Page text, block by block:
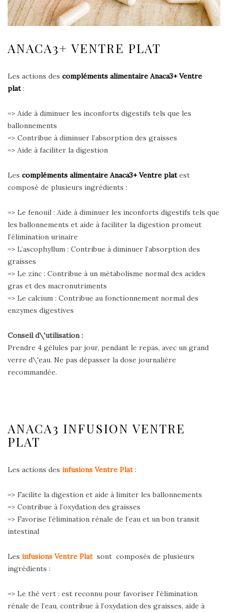
ANACA3+ VENTRE PLAT
Les actions des compléments alimentaire Anaca3+ Ventre
plat :
=> Aide à diminuer les inconforts digestifs tels que les
ballonnements
=> Contribue à diminuer l’absorption des graisses
=> Aide à faciliter la digestion
Les compléments alimentaire Anaca3+ Ventre plat est
composé de plusieurs ingrédients :
=> Le fenouil : Aide à diminuer les inconforts digestifs tels que
les ballonnements et aide à faciliter la digestion promeut
l’élimination urinaire
=> L’ascophyllum : Contribue à diminuer l’absorption des
graisses
=> Le zinc : Contribue à un métabolisme normal des acides
gras et des macronutriments
=> Le calcium : Contribue au fonctionnement normal des
enzymes digestives
Conseil d\'utilisation :
Prendre 4 gélules par jour, pendant le repas, avec un grand
verre d\'eau. Ne pas dépasser la dose journalière
recommandée.
ANACA3 INFUSION VENTRE
PLAT
Les actions des infusions Ventre Plat :
=> Facilite la digestion et aide à limiter les ballonnements
=> Contribue à l’oxydation des graisses
=> Favorise l’élimination rénale de l’eau et un bon transit
intestinal
Les infusions Ventre Plat sont composés de plusieurs
ingrédients :
=> Le thé vert : est reconnu pour favoriser l’élimination
rénale de l’eau, contribue à l’oxydation des graisses, aide à